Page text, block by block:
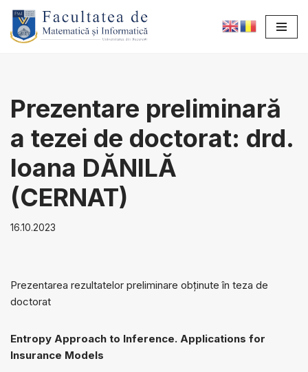
Sari
Prezentare preliminară
a tezei de doctorat: drd.
Ioana DĂNILĂ
(CERNAT)
16.10.2023
Prezentarea rezultatelor preliminare obținute în teza de
doctorat
Entropy Approach to Inference. Applications for
Insurance Models